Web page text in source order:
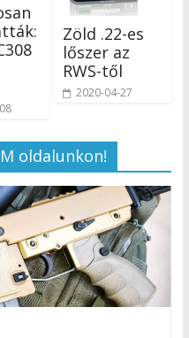
Zöld .22-es
lőszer az
RWS-től
2020-04-27
oldalunkon!